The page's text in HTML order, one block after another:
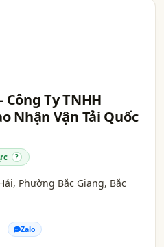
Ty TNHH
Nhận Vận Tải Quốc
?
Phường Bắc Giang, Bắc
Zalo